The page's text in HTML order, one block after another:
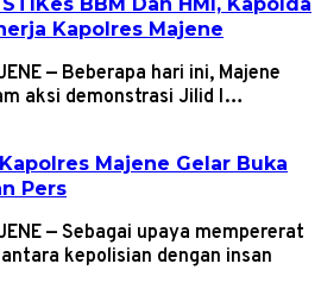
BBM Dan HMI, Kapolda
Kapolres Majene
— Beberapa hari ini, Majene
aksi demonstrasi Jilid I…
Majene Gelar Buka
Pers
— Sebagai upaya mempererat
kepolisian dengan insan